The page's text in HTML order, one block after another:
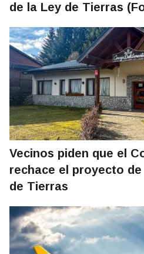
de la Ley de Tierras
Vecinos piden que el
rechace el proyecto
de Tierras